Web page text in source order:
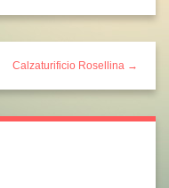
Calzaturificio Rosellina →